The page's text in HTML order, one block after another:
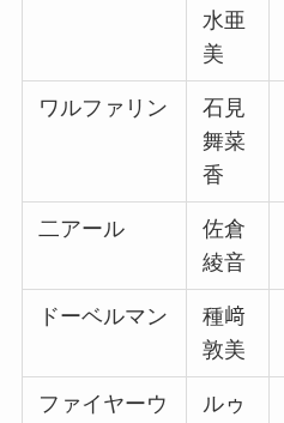
水亜
美
ワルファリン
石見
舞菜
香
二アール
佐倉
綾音
ドーベルマン
種﨑
敦美
ファイヤーウ
ルゥ